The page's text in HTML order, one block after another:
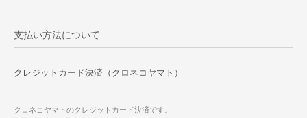
支払い方法について
クレジットカード決済（クロネコヤマト）
クロネコヤマトのクレジットカード決済です。